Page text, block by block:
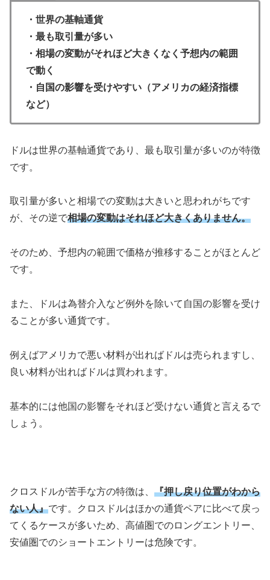
・世界の基軸通貨
・最も取引量が多い
・相場の変動がそれほど大きくなく予想内の範囲
で動く
・自国の影響を受けやすい（アメリカの経済指標
など）
ドルは世界の基軸通貨であり、最も取引量が多いのが特徴
です。
取引量が多いと相場での変動は大きいと思われがちです
が、その逆で相場の変動はそれほど大きくありません。
そのため、予想内の範囲で価格が推移することがほとんど
です。
また、ドルは為替介入など例外を除いて自国の影響を受け
ることが多い通貨です。
例えばアメリカで悪い材料が出ればドルは売られますし、
良い材料が出ればドルは買われます。
基本的には他国の影響をそれほど受けない通貨と言えるで
しょう。
クロスドルが苦手な方の特徴は、 『押し戻り位置がわから
ない人』です。クロスドルはほかの通貨ペアに比べて戻っ
てくるケースが多いため、高値圏でのロングエントリー、
安値圏でのショートエントリーは危険です。